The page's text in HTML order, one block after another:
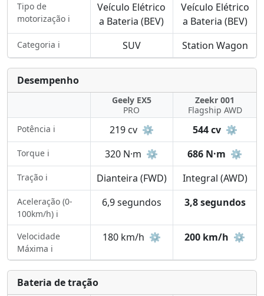
Tipo de
motorização ℹ️
Veículo Elétrico
a Bateria (BEV)
Veículo Elétrico
a Bateria (BEV)
Categoria ℹ️ SUV Station Wagon
Desempenho
Geely EX5
PRO
Zeekr 001
Flagship AWD
Potência ℹ️
219 cv ⚙️ 544 cv ⚙️
Torque ℹ️ 320 N·m ⚙️ 686 N·m ⚙️
Tração ℹ️ Dianteira (FWD) Integral (AWD)
Aceleração (0-
100km/h) ℹ️
6,9 segundos 3,8 segundos
Velocidade
Máxima ℹ️
180 km/h ⚙️ 200 km/h ⚙️
Bateria de tração